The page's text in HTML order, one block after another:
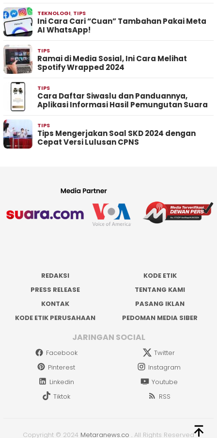
TEKNOLOGI, TIPS
Ini Cara Cari “Cuan” Tambahan Pakai Meta
AI WhatsApp!
TIPS
Ramai di Media Sosial, Ini Cara Melihat
Spotify Wrapped 2024
TIPS
Cara Daftar Siwaslu dan Panduannya,
Aplikasi Informasi Hasil Pemungutan Suara
TIPS
Tips Mengerjakan Soal SKD 2024 dengan
Cepat Versi Lulusan CPNS
REDAKSI
KODE ETIK
PRESS RELEASE
TENTANG KAMI
KONTAK
PASANG IKLAN
KODE ETIK PERUSAHAAN
PEDOMAN MEDIA SIBER
JARINGAN SOCIAL
Facebook
Twitter
Pinterest
Instagram
Linkedin
Youtube
Tiktok
RSS
Copyright © 2024 Metaranews.co . All Rights Reserved